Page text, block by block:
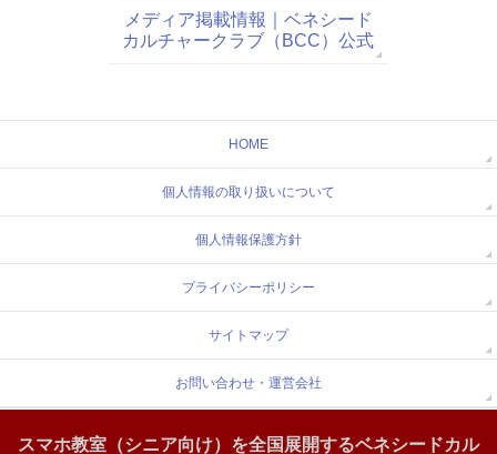
メディア掲載情報｜ベネシード
カルチャークラブ（BCC）公式
HOME
個人情報の取り扱いについて
個人情報保護方針
プライバシーポリシー
サイトマップ
お問い合わせ・運営会社
スマホ教室（シニア向け）を全国展開するベネシードカル